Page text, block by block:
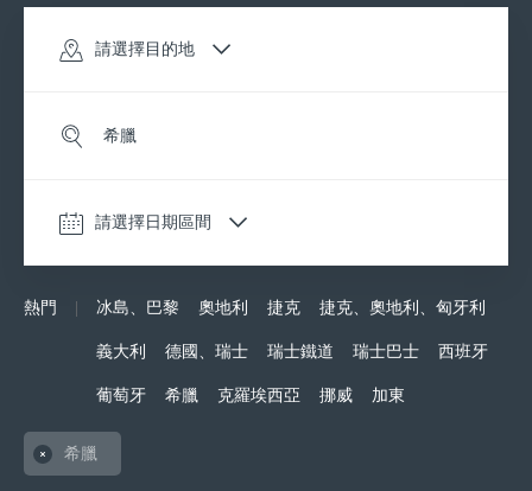
請選擇目的地
請選擇日期區間
奧地利×捷克
瑞士鐵道
熱門 冰島、巴黎 奧地利 捷克 捷克、奧地利、匈牙利
義大利 德國、瑞士 瑞士鐵道 瑞士巴士 西班牙
葡萄牙 希臘 克羅埃西亞 挪威 加東
希臘